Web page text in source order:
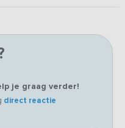
je graag verder!
direct reactie